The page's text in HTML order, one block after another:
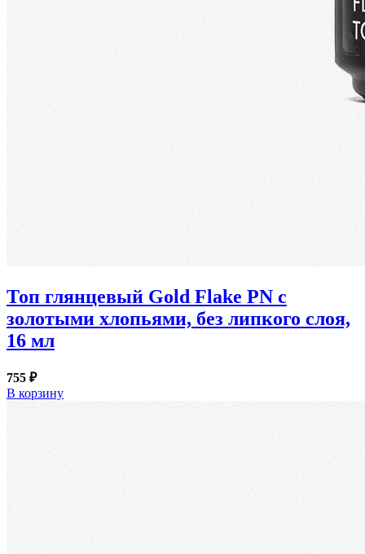
Топ глянцевый Gold Flake PN с
золотыми хлопьями, без липкого слоя,
16 мл
755 ₽
В корзину